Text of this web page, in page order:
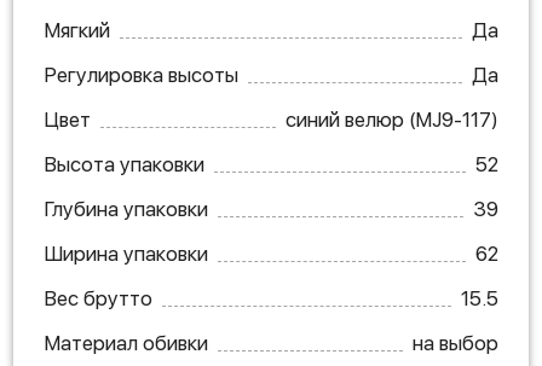
Мягкий
Да
Регулировка высоты
Да
Цвет
синий велюр (MJ9-117)
Высота упаковки
52
Глубина упаковки
39
Ширина упаковки
62
Вес брутто
15.5
Материал обивки
на выбор